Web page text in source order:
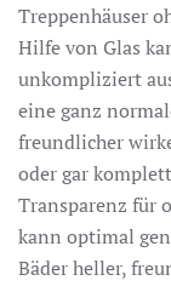
Treppenhäuser
Hilfe von Glas
unkompliziert
eine ganz
freundlicher
oder gar
Transparenz für
kann optimal
Bäder heller,